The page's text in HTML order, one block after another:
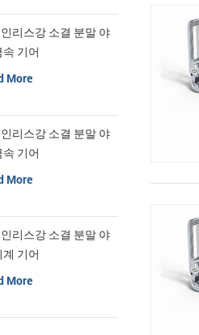
리스강 소결 분말 야
속 기어
More
리스강 소결 분말 야
속 기어
More
리스강 소결 분말 야
계 기어
More